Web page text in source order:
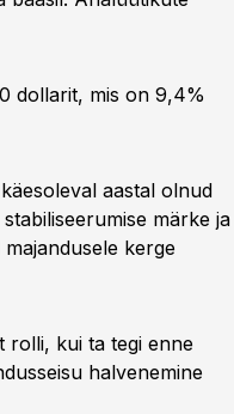
dollarit, mis on 9,4%
aastal olnud
märke ja
kerge
rolli, kui ta tegi enne
halvenemine